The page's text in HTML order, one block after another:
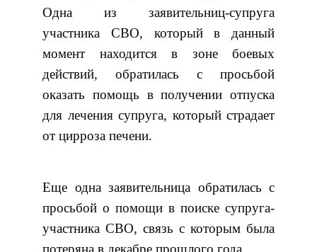
Одна из заявительниц-супруга
участника СВО, который в данный
момент находится в зоне боевых
действий, обратилась с просьбой
оказать помощь в получении отпуска
для лечения супруга, который страдает
от цирроза печени.
Еще одна заявительница обратилась с
просьбой о помощи в поиске супруга-
участника СВО, связь с которым была
потеряна в декабре прошлого года.